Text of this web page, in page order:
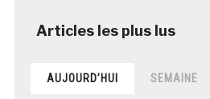
AUJOURD’HUI SEMAINE